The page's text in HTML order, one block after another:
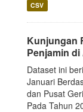
CSV
Kunjungan
Penjamin
Dataset ini
Januari
dan Pusat
Pada Tahun